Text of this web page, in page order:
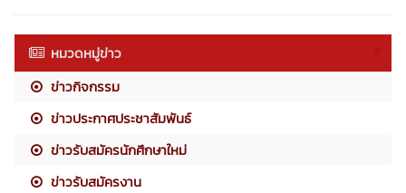
หมวดหมู่ข่าว
ข่าวกิจกรรม
ข่าวประกาศประชาสัมพันธ์
ข่าวรับสมัครนักศึกษาใหม่
ข่าวรับสมัครงาน